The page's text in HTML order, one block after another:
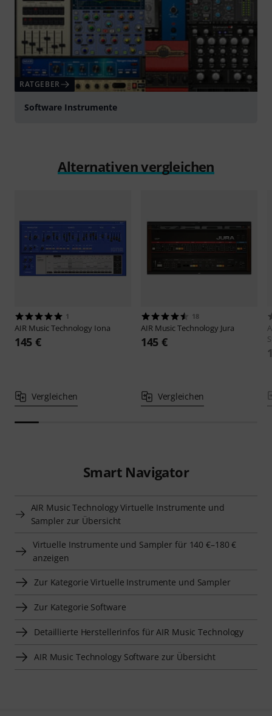
RATGEBER
Software Instrumente
Alternativen vergleichen
1
AIR Music Technology Iona
145 €
Vergleichen
18
AIR Music Technology Jura
145 €
Vergleichen
Smart Navigator
AIR Music Technology Virtuelle Instrumente und
Sampler zur Übersicht
Virtuelle Instrumente und Sampler für 140 €–180 €
anzeigen
Zur Kategorie Virtuelle Instrumente und Sampler
Zur Kategorie Software
Detaillierte Herstellerinfos für AIR Music Technology
AIR Music Technology Software zur Übersicht